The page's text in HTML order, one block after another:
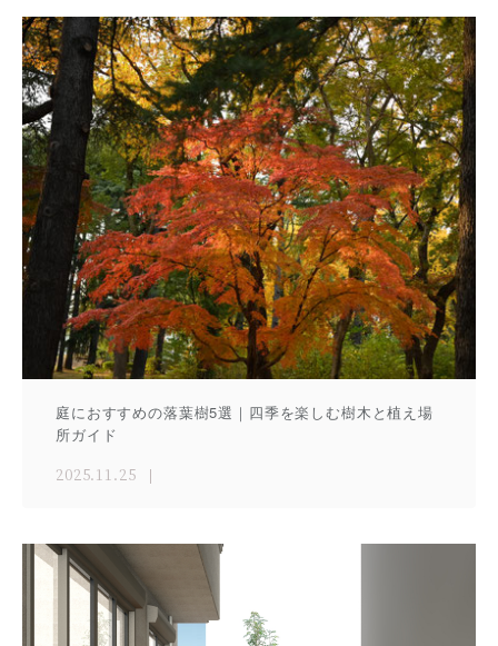
庭におすすめの落葉樹5選｜四季を楽しむ樹木と植え場
所ガイド
2025.11.25